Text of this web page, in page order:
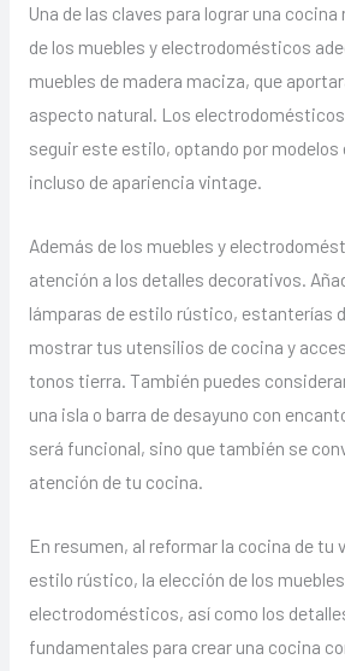
Una de las claves para lograr una
de los muebles y electrodomésticos
muebles de madera maciza, que
aspecto natural. Los
seguir este estilo, optando por modelos
incluso de apariencia vintage.
Además de los muebles y
atención a los detalles decorativos.
lámparas de estilo rústico, estanterías
mostrar tus utensilios de cocina y
tonos tierra. También puedes
una isla o barra de desayuno con
será funcional, sino que también se
atención de tu cocina.
En resumen, al reformar la cocina de tu
estilo rústico, la elección de los
electrodomésticos, así como los
fundamentales para crear una cocina